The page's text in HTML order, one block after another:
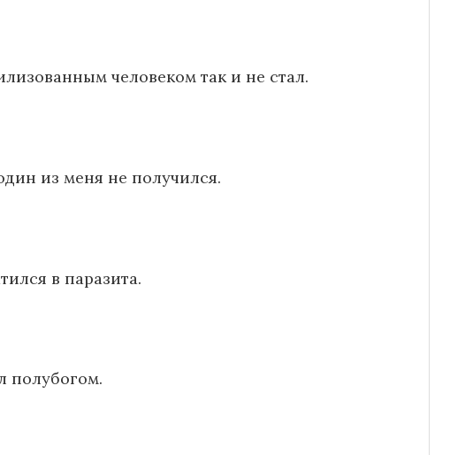
человеком так и не стал.
из меня не получился.
в паразита.
полубогом.